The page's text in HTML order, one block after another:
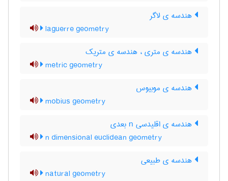
هندسه ی لاگر
laguerre geometry
هندسه ی متری ، هندسه ی متریک
metric geometry
هندسه ی موبیوس
mobius geometry
هندسه ی اقلیدسی n بعدی
n dimensional euclidean geometry
هندسه ی طبیعی
natural geometry